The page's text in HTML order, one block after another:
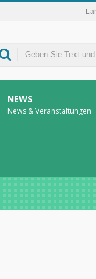
NEWS
News & Veranstaltungen